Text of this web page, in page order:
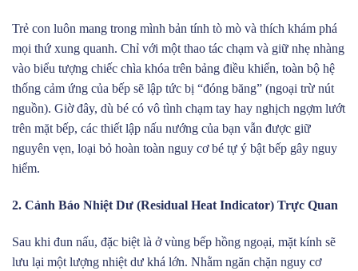
Trẻ con luôn mang trong mình bản tính tò mò và thích khám phá
mọi thứ xung quanh. Chỉ với một thao tác chạm và giữ nhẹ nhàng
vào biểu tượng chiếc chìa khóa trên bảng điều khiển, toàn bộ hệ
thống cảm ứng của bếp sẽ lập tức bị “đóng băng” (ngoại trừ nút
nguồn). Giờ đây, dù bé có vô tình chạm tay hay nghịch ngợm lướt
trên mặt bếp, các thiết lập nấu nướng của bạn vẫn được giữ
nguyên vẹn, loại bỏ hoàn toàn nguy cơ bé tự ý bật bếp gây nguy
hiểm.
2. Cảnh Báo Nhiệt Dư (Residual Heat Indicator) Trực Quan
Sau khi đun nấu, đặc biệt là ở vùng bếp hồng ngoại, mặt kính sẽ
lưu lại một lượng nhiệt dư khá lớn. Nhằm ngăn chặn nguy cơ